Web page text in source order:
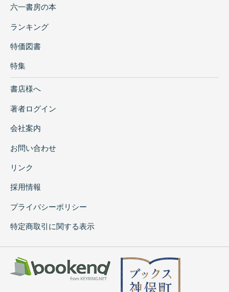
六一書房の本
ランキング
特価図書
特集
書店様へ
著者ログイン
会社案内
お問い合わせ
リンク
採用情報
プライバシーポリシー
特定商取引に関する表示